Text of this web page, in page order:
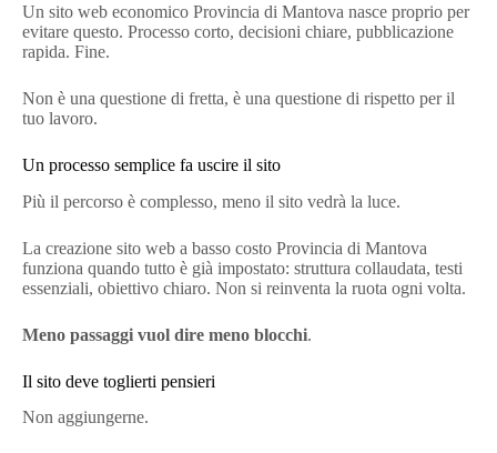
Un sito web economico Provincia di Mantova nasce proprio per
evitare questo. Processo corto, decisioni chiare, pubblicazione
rapida. Fine.
Non è una questione di fretta, è una questione di rispetto per il
tuo lavoro.
Un processo semplice fa uscire il sito
Più il percorso è complesso, meno il sito vedrà la luce.
La creazione sito web a basso costo Provincia di Mantova
funziona quando tutto è già impostato: struttura collaudata, testi
essenziali, obiettivo chiaro. Non si reinventa la ruota ogni volta.
Meno passaggi vuol dire meno blocchi.
Il sito deve toglierti pensieri
Non aggiungerne.